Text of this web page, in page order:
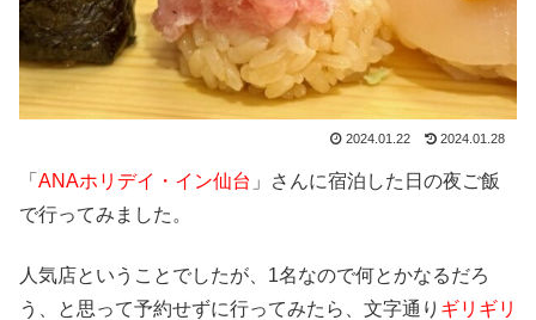
2024.01.22 2024.01.28
「 ANAホリデイ・イン仙台 」さんに宿泊した日の夜ご飯
で行ってみました。
人気店ということでしたが、1名なので何とかなるだろ
う、と思って予約せずに行ってみたら、文字通り ギリギリ